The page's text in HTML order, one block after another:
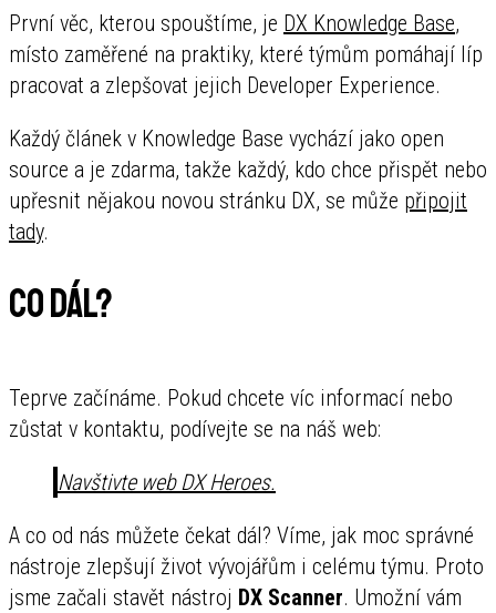
První věc, kterou spouštíme, je DX Knowledge Base,
místo zaměřené na praktiky, které týmům pomáhají líp
pracovat a zlepšovat jejich Developer Experience.
Každý článek v Knowledge Base vychází jako open
source a je zdarma, takže každý, kdo chce přispět nebo
upřesnit nějakou novou stránku DX, se může připojit
tady.
Co dál?
Teprve začínáme. Pokud chcete víc informací nebo
zůstat v kontaktu, podívejte se na náš web:
Navštivte web DX Heroes.
A co od nás můžete čekat dál? Víme, jak moc správné
nástroje zlepšují život vývojářům i celému týmu. Proto
jsme začali stavět nástroj DX Scanner. Umožní vám